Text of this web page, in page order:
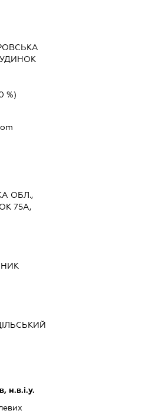
%)
ОБЛ.,
75А,
н.в.і.у.